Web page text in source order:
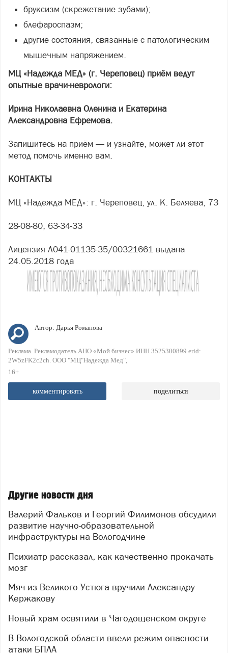
бруксизм (скрежетание зубами);
блефароспазм;
другие состояния, связанные с патологическим
мышечным напряжением.
МЦ «Надежда МЕД» (г. Череповец) приём ведут
опытные врачи-неврологи:
Ирина Николаевна Оленина и Екатерина
Александровна Ефремова.
Запишитесь на приём — и узнайте, может ли этот
метод помочь именно вам.
КОНТАКТЫ
МЦ «Надежда МЕД»: г. Череповец, ул. К. Беляева, 73
28-08-80, 63-34-33
Лицензия Л041-01135-35/00321661 выдана
24.05.2018 года
Автор: Дарья Романова
Реклама. Рекламодатель АНО «Мой бизнес» ИНН 3525300899 erid:
2W5zFK2c2ch. ООО "МЦ"Надежда Мед"
16+
комментировать поделиться
Другие новости дня
Валерий Фальков и Георгий Филимонов обсудили
развитие научно-образовательной
инфраструктуры на Вологодчине
Психиатр рассказал, как качественно прокачать
мозг
Мяч из Великого Устюга вручили Александру
Кержакову
Новый храм освятили в Чагодощенском округе
В Вологодской области ввели режим опасности
атаки БПЛА